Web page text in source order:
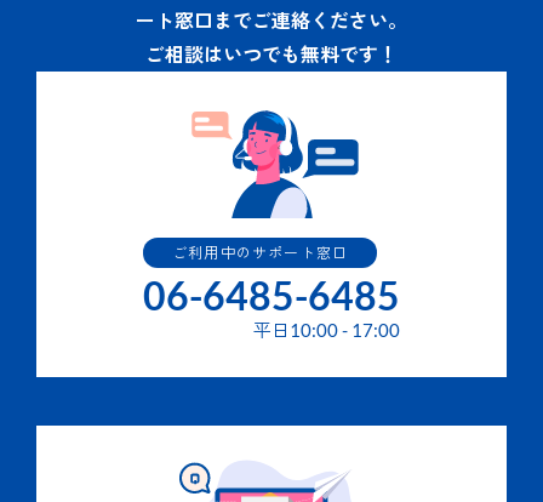
ート窓口までご連絡ください。
ご相談はいつでも無料です！
ご利用中のサポート窓口
06-6485-6485
平日 10:00- 17:00